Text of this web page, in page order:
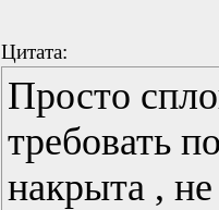
Цитата:
Просто
требовать
накрыта ,